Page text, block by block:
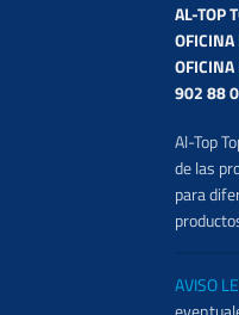
AL-TOP
902 88
Al-Top
de las
para
AVISO